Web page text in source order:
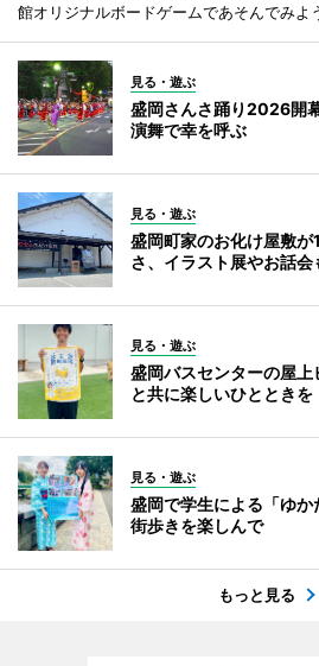
館オリジナルボードゲームであそんでみよ
見る・遊ぶ
盛岡さんさ踊り2026開
演舞で幸を呼ぶ
見る・遊ぶ
盛岡町家のお化け屋敷
さ、イラスト展やお話会
見る・遊ぶ
盛岡バスセンターの屋
と共に楽しいひとときを
見る・遊ぶ
盛岡で学生による「ゆ
街歩きを楽しんで
もっと見る